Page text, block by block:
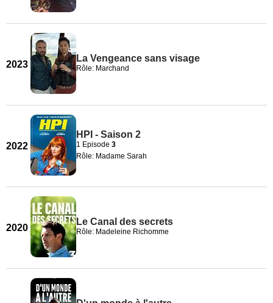
2023
La Vengeance sans visage
Rôle: Marchand
2022
HPI - Saison 2
1 Episode 3
Rôle: Madame Sarah
2020
Le Canal des secrets
Rôle: Madeleine Richomme